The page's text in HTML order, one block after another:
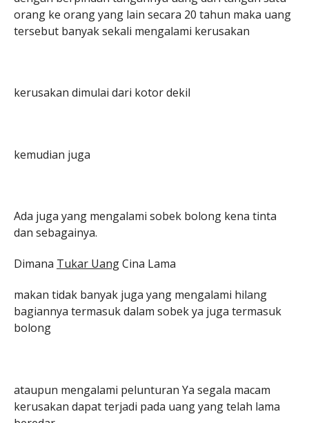
orang ke orang yang lain secara 20 tahun maka uang
tersebut banyak sekali mengalami kerusakan
kerusakan dimulai dari kotor dekil
kemudian juga
Ada juga yang mengalami sobek bolong kena tinta
dan sebagainya.
Dimana Tukar UangCina Lama
makan tidak banyak juga yang mengalami hilang
bagiannya termasuk dalam sobek ya juga termasuk
bolong
ataupun mengalami pelunturan Ya segala macam
kerusakan dapat terjadi pada uang yang telah lama